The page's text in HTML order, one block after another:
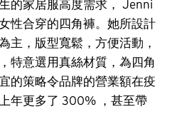
的家居服高度需求， Jenni
性合穿的四角褲。她所設計
主，版型寬鬆，方便活動，
特意選用真絲材質，為四角
的策略令品牌的營業額在疫
年更多了 300% ，甚至帶